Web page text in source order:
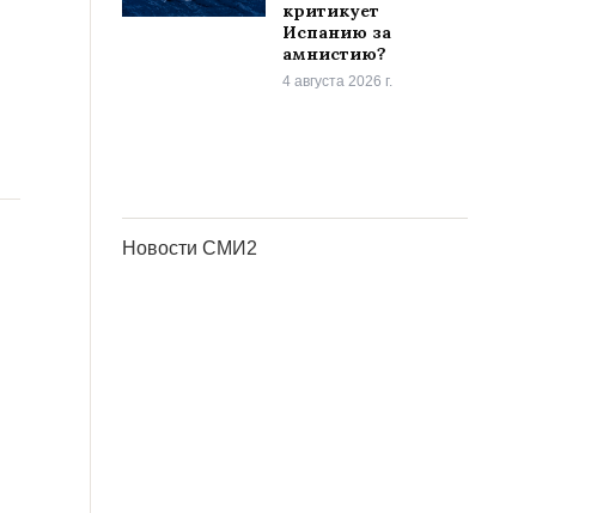
критикует
Испанию за
амнистию?
4 августа 2026 г.